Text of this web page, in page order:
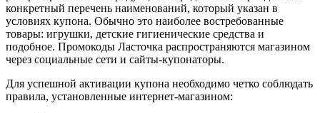
конкретный перечень наименований, который указан в
условиях купона. Обычно это наиболее востребованные
товары: игрушки, детские гигиенические средства и
подобное. Промокоды Ласточка распространяются магазином
через социальные сети и сайты-купонаторы.
Для успешной активации купона необходимо четко соблюдать
правила, установленные интернет-магазином: